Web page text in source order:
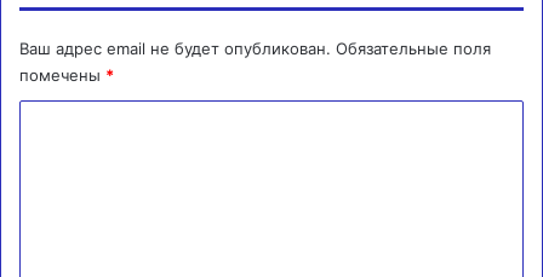
Ваш адрес email не будет опубликован. Обязательные поля
помечены *